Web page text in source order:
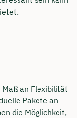
Maß an Flexibilität
Pakete an
die Möglichkeit,